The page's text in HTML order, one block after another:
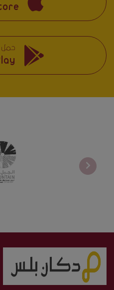
حمل